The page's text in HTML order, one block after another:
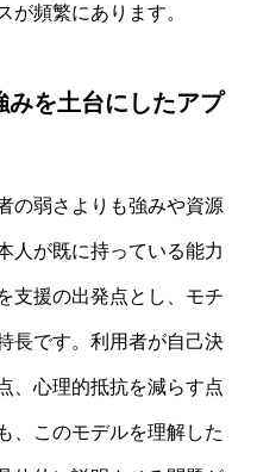
が頻繁にあります。
みを土台にしたアプ
の弱さよりも強みや資源
人が既に持っている能力
支援の出発点とし、モチ
長です。利用者が自己決
、心理的抵抗を減らす点
、このモデルを理解した